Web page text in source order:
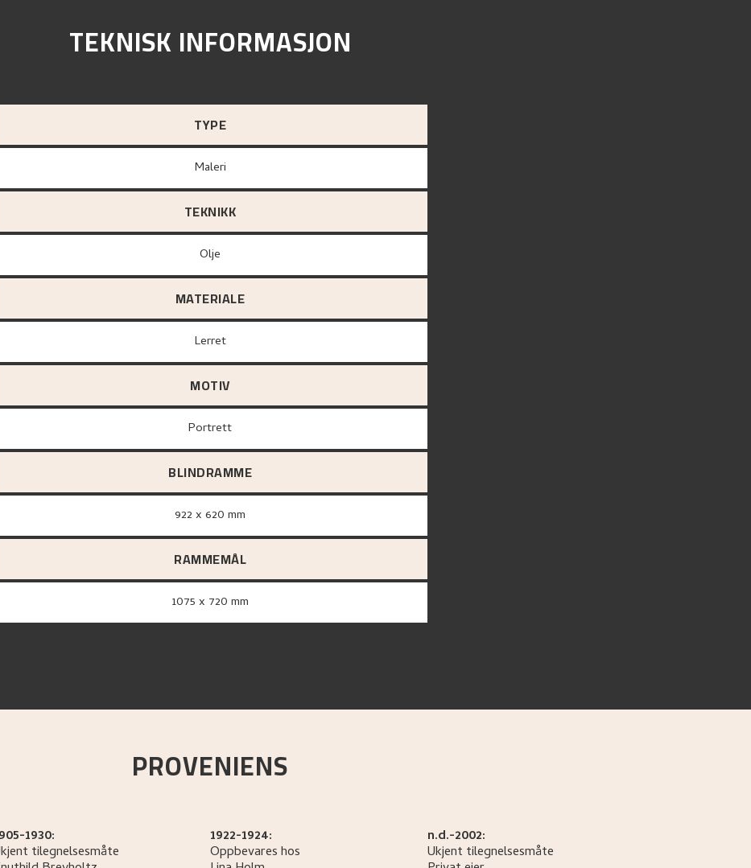
TEKNISK INFORMASJON
TYPE
Maleri
TEKNIKK
Olje
MATERIALE
lerret
MOTIV
Portrett
BLINDRAMME
922 x 620 mm
RAMMEMÅL
1075 x 720 mm
PROVENIENS
1930:
tilegnelsesmåte
1922-1924:
Oppbevares hos
n.d.-2002:
Ukjent tilegnelsesmåte